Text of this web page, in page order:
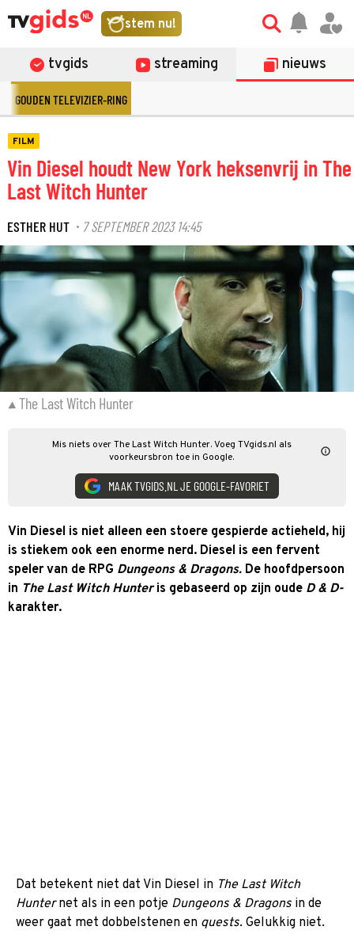
stem nu!
tvgids streaming nieuws
GOUDEN TELEVIZIER-RING
FILM
Vin Diesel houdt New York heksenvrij in The
Last Witch Hunter
ESTHER HUT · 7 SEPTEMBER 2023 14:45
The Last Witch Hunter
Mis niets over The Last Witch Hunter. Voeg TVgids.nl als
voorkeursbron toe in Google.
MAAK TVGIDS.NL JE GOOGLE-FAVORIET
Vin Diesel is niet alleen een stoere gespierde actieheld, hij
is stiekem ook een enorme nerd. Diesel is een fervent
speler van de RPG Dungeons & Dragons. De hoofdpersoon
in The Last Witch Hunteris gebaseerd op zijn oude D & D-
karakter.
Dat betekent niet dat Vin Diesel in The Last Witch
Hunternet als in een potje Dungeons & Dragons in de
weer gaat met dobbelstenen en quests. Gelukkig niet.